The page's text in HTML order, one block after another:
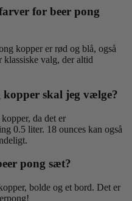
for beer pong
kopper er rød og blå, også
klassiske valg, der altid
kopper skal jeg vælge?
da det er
0.5 liter. 18 ounces kan også
pong sæt?
bolde og et bord. Det er